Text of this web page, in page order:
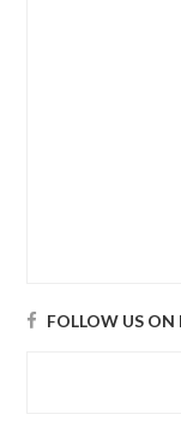
FOLLOW US ON